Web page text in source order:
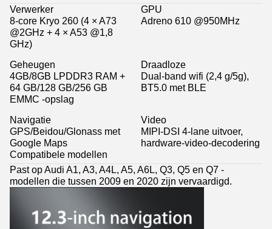
Verwerker
8-core Kryo 260 (4 × A73
@2GHz + 4 × A53 @1,8
GHz)
GPU
Adreno 610 @950MHz
Geheugen
4GB/8GB LPDDR3 RAM +
64 GB/128 GB/256 GB
EMMC -opslag
Draadloze
Dual-band wifi (2,4 g/5g),
BT5.0 met BLE
Navigatie
GPS/Beidou/Glonass met
Google Maps
Video
MIPI-DSI 4-lane uitvoer,
hardware-video-decodering
Compatibele modellen
Past op Audi A1, A3, A4L, A5, A6L, Q3, Q5 en Q7 -
modellen die tussen 2009 en 2020 zijn vervaardigd.